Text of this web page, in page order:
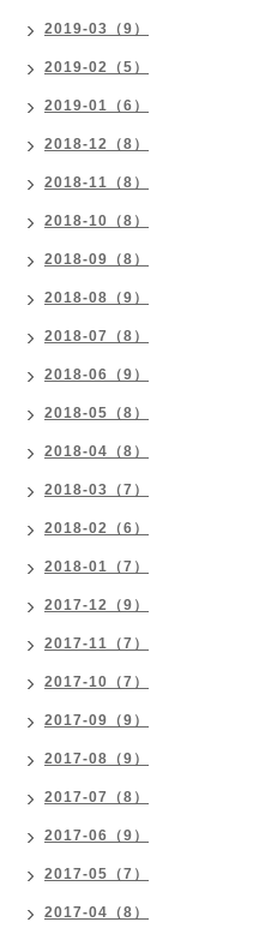
2019-03（9）
2019-02（5）
2019-01（6）
2018-12（8）
2018-11（8）
2018-10（8）
2018-09（8）
2018-08（9）
2018-07（8）
2018-06（9）
2018-05（8）
2018-04（8）
2018-03（7）
2018-02（6）
2018-01（7）
2017-12（9）
2017-11（7）
2017-10（7）
2017-09（9）
2017-08（9）
2017-07（8）
2017-06（9）
2017-05（7）
2017-04（8）